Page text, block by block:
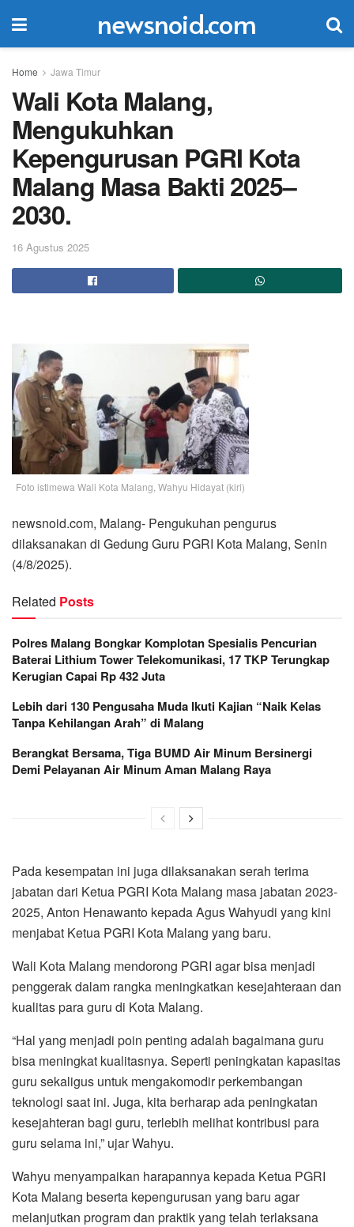
newsnoid.com
Home Jawa Timur
Wali Kota Malang,
Mengukuhkan
Kepengurusan PGRI Kota
Malang Masa Bakti 2025–
2030.
16 Agustus 2025
Foto istimewa Wali Kota Malang, Wahyu Hidayat (kiri)
newsnoid.com, Malang- Pengukuhan pengurus
dilaksanakan di Gedung Guru PGRI Kota Malang, Senin
(4/8/2025).
Related Posts
Polres Malang Bongkar Komplotan Spesialis Pencurian
Baterai Lithium Tower Telekomunikasi, 17 TKP Terungkap
Kerugian Capai Rp 432 Juta
Lebih dari 130 Pengusaha Muda Ikuti Kajian “Naik Kelas
Tanpa Kehilangan Arah” di Malang
Berangkat Bersama, Tiga BUMD Air Minum Bersinergi
Demi Pelayanan Air Minum Aman Malang Raya
Pada kesempatan ini juga dilaksanakan serah terima
jabatan dari Ketua PGRI Kota Malang masa jabatan 2023-
2025, Anton Henawanto kepada Agus Wahyudi yang kini
menjabat Ketua PGRI Kota Malang yang baru.
Wali Kota Malang mendorong PGRI agar bisa menjadi
penggerak dalam rangka meningkatkan kesejahteraan dan
kualitas para guru di Kota Malang.
“Hal yang menjadi poin penting adalah bagaimana guru
bisa meningkat kualitasnya. Seperti peningkatan kapasitas
guru sekaligus untuk mengakomodir perkembangan
teknologi saat ini. Juga, kita berharap ada peningkatan
kesejahteran bagi guru, terlebih melihat kontribusi para
guru selama ini,” ujar Wahyu.
Wahyu menyampaikan harapannya kepada Ketua PGRI
Kota Malang beserta kepengurusan yang baru agar
melanjutkan program dan praktik yang telah terlaksana